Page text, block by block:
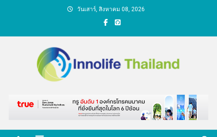
วันเสาร์, สิงหาคม 08, 2026
คนกับความคิด ชีวิตกับ
นวัตกรรม